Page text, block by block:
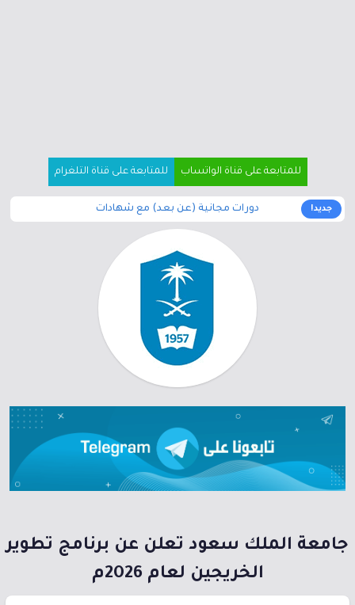
للمتابعة على قناة الواتساب للمتابعة على قناة التلغرام
جديد! دورات مجانية (عن بعد) مع شهادات
جامعة الملك سعود تعلن عن برنامج تطوير
الخريجين لعام 2026م